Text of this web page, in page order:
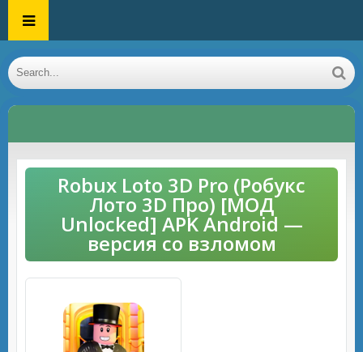
Robux Loto 3D Pro (Робукс
Лото 3D Про) [МОД
Unlocked] APK Android —
версия со взломом